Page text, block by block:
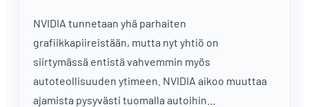
NVIDIA tunnetaan yhä parhaiten
grafiikkapiireistään, mutta nyt yhtiö on
siirtymässä entistä vahvemmin myös
autoteollisuuden ytimeen. NVIDIA aikoo muuttaa
ajamista pysyvästi tuomalla autoihin